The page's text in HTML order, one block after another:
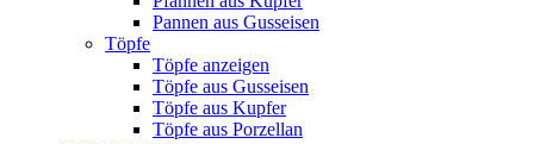
Pannen aus Gusseisen
Töpfe
Töpfe anzeigen
Töpfe aus Gusseisen
Töpfe aus Kupfer
Töpfe aus Porzellan